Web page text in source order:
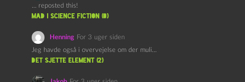
… reposted this!
mad i science fiction (0)
Henning For 3 uger siden
Jeg havde også i overvejelse om der muligvis kunne være…
det sjette element (2)